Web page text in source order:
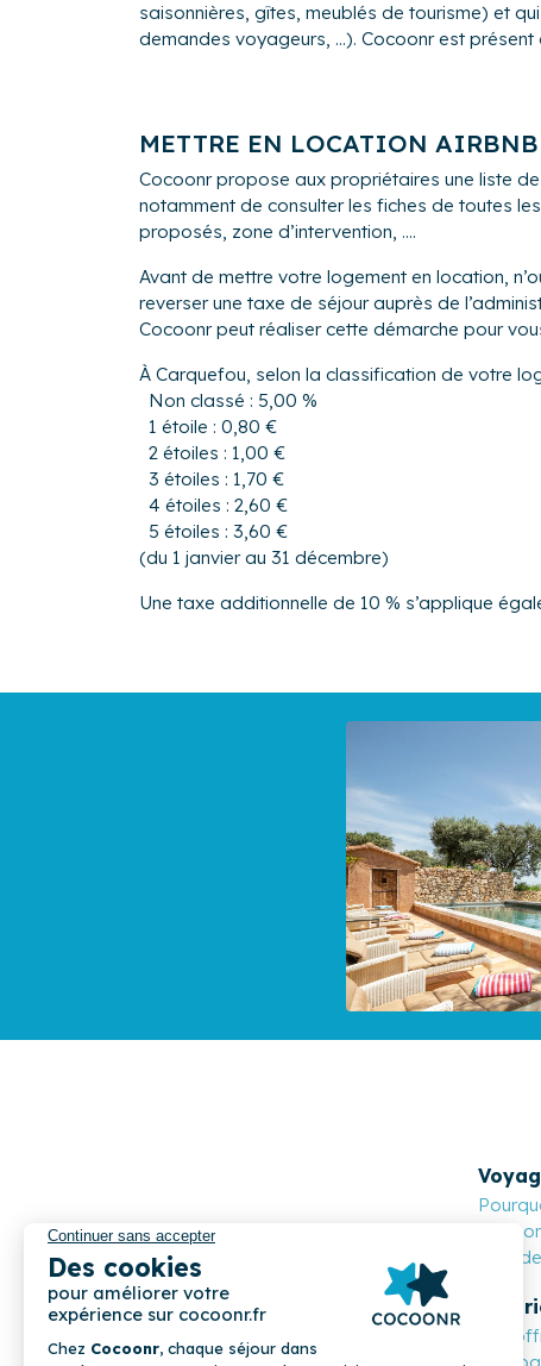
saisonnières, gîtes, meublés de tourisme) et
demandes voyageurs, ...). Cocoonr est
METTRE EN LOCATION AIRBNB
Cocoonr propose aux propriétaires une liste
notamment de consulter les fiches de toutes
proposés, zone d’intervention, ....
Avant de mettre votre logement en location,
reverser une taxe de séjour auprès de
Cocoonr peut réaliser cette démarche pour
À Carquefou, selon la classification de votre
Non classé : 5,00 %
1 étoile : 0,80 €
2 étoiles : 1,00 €
3 étoiles : 1,70 €
4 étoiles : 2,60 €
5 étoiles : 3,60 €
(du 1 janvier au 31 décembre)
Une taxe additionnelle de 10 % s’applique
Nos
Les